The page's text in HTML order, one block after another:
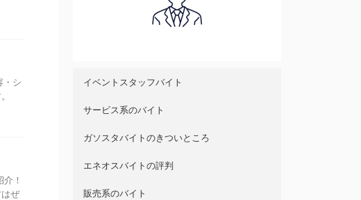
・シ
！
ぜ
イベントスタッフバイト
サービス系のバイト
ガソスタバイトのきついところ
エネオスバイトの評判
販売系のバイト